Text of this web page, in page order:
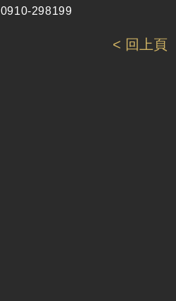
0910-298199
< 回上頁